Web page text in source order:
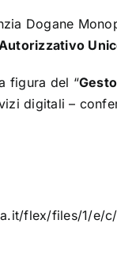
Dogane
figura del “
digitali –
flex/files/1/e/